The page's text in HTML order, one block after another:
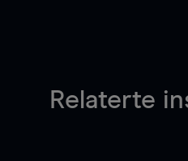
Relaterte